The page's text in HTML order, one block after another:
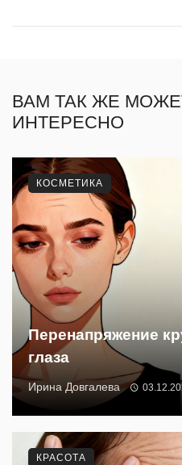
ВАМ ТАК ЖЕ
ИНТЕРЕСНО
Перенапряжение
глаза
Ирина Довгалева
КОСМЕТИКА
КРАСОТА